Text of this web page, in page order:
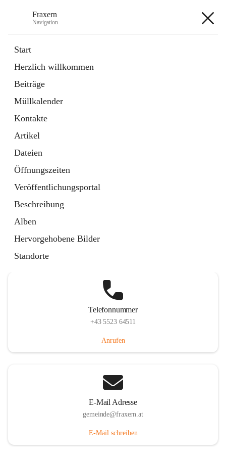
Fraxern
Navigation
Start
Herzlich willkommen
Beiträge
Müllkalender
Kontakte
Artikel
Dateien
Öffnungszeiten
Veröffentlichungsportal
Beschreibung
Alben
Hervorgehobene Bilder
Standorte
Ordner
in
Tab
Formulare
Artikel
öffnet
in
neuem
Tab
Telefonnummer
+43 5523 64511
Anrufen
E-Mail Adresse
gemeinde@fraxern.at
E-Mail schreiben